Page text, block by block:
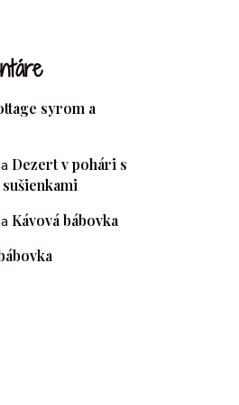
syrom a
Dezert v pohári s
Kávová bábovka